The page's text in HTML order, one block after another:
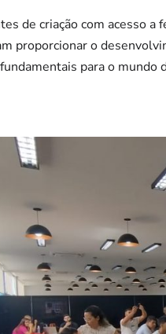
de criação com acesso
proporcionar o
para o mundo